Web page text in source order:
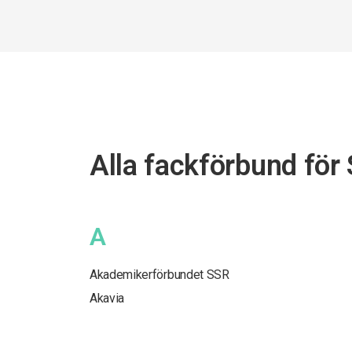
Alla fackförbund för
A
Akademikerförbundet SSR
Akavia